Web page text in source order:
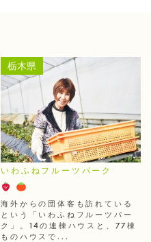
栃木県
いわふねフルーツパーク
海外からの団体客も訪れている
という「いわふねフルーツパー
ク」。14の連棟ハウスと、77棟
ものハウスで...